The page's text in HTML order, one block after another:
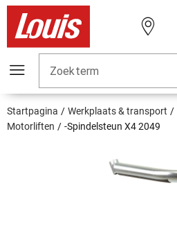
Zoekterm
Startpagina Werkplaats & transport
Motorliften
-Spindelsteun X4 2049